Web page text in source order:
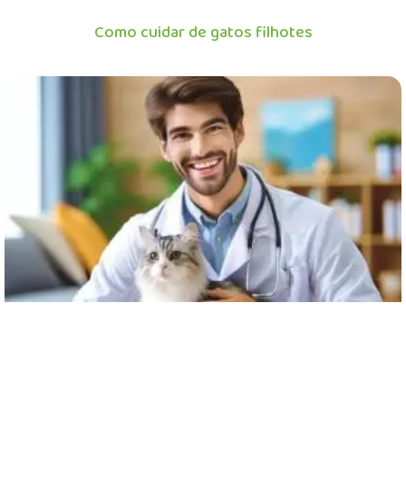
Como cuidar de gatos filhotes